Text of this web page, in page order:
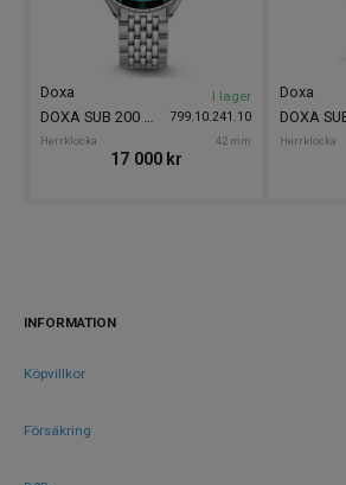
799.10.241.10
Doxa
Herrklocka 42 mm
I lager
17 000 kr
Doxa
Herrklocka
INFORMATION
Köpvillkor
Försäkring